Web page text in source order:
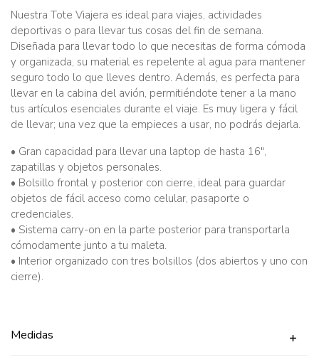
Nuestra Tote Viajera es ideal para viajes, actividades
deportivas o para llevar tus cosas del fin de semana.
Diseñada para llevar todo lo que necesitas de forma cómoda
y organizada, su material es repelente al agua para mantener
seguro todo lo que lleves dentro. Además, es perfecta para
llevar en la cabina del avión, permitiéndote tener a la mano
tus artículos esenciales durante el viaje. Es muy ligera y fácil
de llevar; una vez que la empieces a usar, no podrás dejarla.
• Gran capacidad para llevar una laptop de hasta 16",
zapatillas y objetos personales.
• Bolsillo frontal y posterior con cierre, ideal para guardar
objetos de fácil acceso como celular, pasaporte o
credenciales.
• Sistema carry-on en la parte posterior para transportarla
cómodamente junto a tu maleta.
• Interior organizado con tres bolsillos (dos abiertos y uno con
cierre).
Medidas